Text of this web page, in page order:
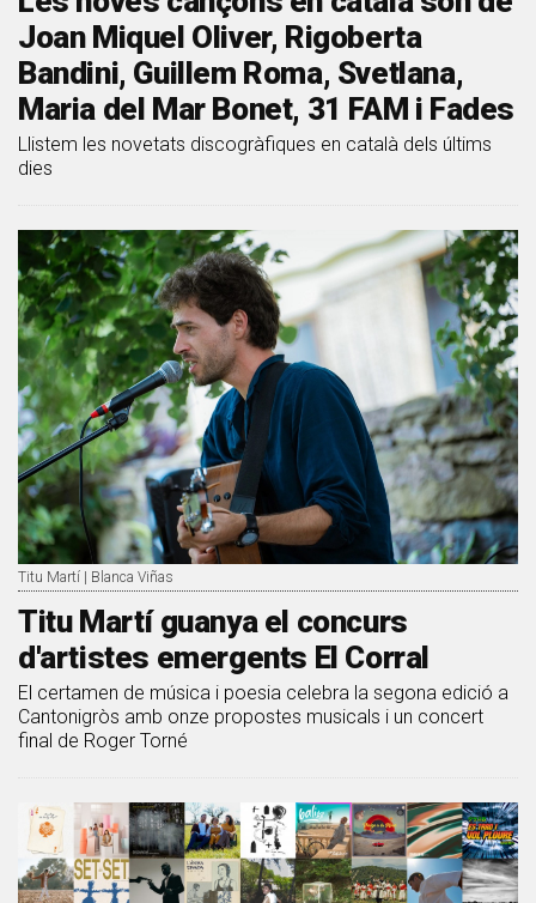
Joan Miquel Oliver, Rigoberta
Bandini, Guillem Roma, Svetlana,
Maria del Mar Bonet, 31 FAM i Fades
Llistem les novetats discogràfiques en català dels últims
dies
Titu Martí | Blanca Viñas
Titu Martí guanya el concurs
d'artistes emergents El Corral
El certamen de música i poesia celebra la segona edició a
Cantonigròs amb onze propostes musicals i un concert
final de Roger Torné